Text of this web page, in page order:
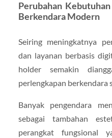
Perubahan
Berkendara Modern
Seiring meningkatnya
dan layanan berbasis
holder semakin
perlengkapan berkendara
Banyak pengendara
sebagai tambahan
perangkat fungsional